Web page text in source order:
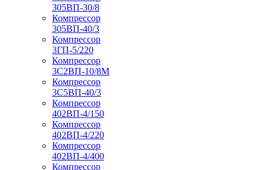
305ВП-30/8
Компрессор
305ВП-40/3
Компрессор
3ГП-5/220
Компрессор
3С2ВП-10/8М
Компрессор
3С5ВП-40/3
Компрессор
402ВП-4/150
Компрессор
402ВП-4/220
Компрессор
402ВП-4/400
Компрессор